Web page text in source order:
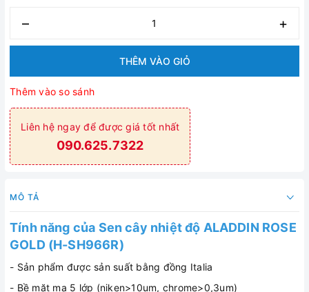
– +
THÊM VÀO GIỎ
Thêm vào so sánh
Liên hệ ngay để được giá tốt nhất
090.625.7322
MÔ TẢ
Tính năng của Sen cây nhiệt độ ALADDIN ROSE
GOLD (H-SH966R)
- Sản phẩm được sản suất bằng đồng Italia
- Bề mặt mạ 5 lớp (niken>10um, chrome>0,3um)